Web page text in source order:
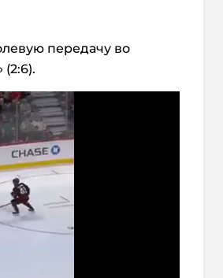
передачу во